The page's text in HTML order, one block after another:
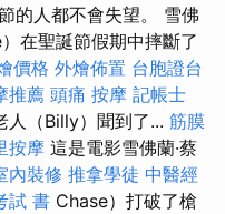
的人都不會失望。 雪佛
在聖誕節假期中摔斷了
價格 外燴佈置 台胞證台
推薦 頭痛 按摩 記帳士
人（Billy）聞到了... 筋膜
按摩 這是電影雪佛蘭·蔡
內裝修 推拿學徒 中醫經
試 書 Chase）打破了槍